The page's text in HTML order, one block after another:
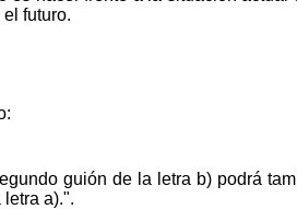
futuro.
guión de la letra b) podrá
a).".